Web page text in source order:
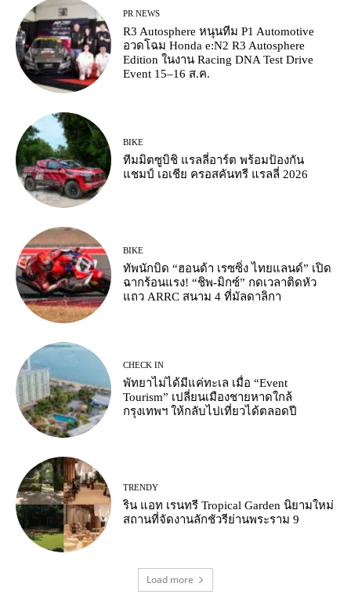
PR NEWS
R3 Autosphere หนุนทีม P1 Automotive
อวดโฉม Honda e:N2 R3 Autosphere
Edition ในงาน Racing DNA Test Drive
Event 15–16 ส.ค.
BIKE
ทีมมิตซูบิชิ แรลลี่อาร์ต พร้อมป้องกัน
แชมป์ เอเชีย ครอสคันทรี แรลลี่ 2026
BIKE
ทัพนักบิด “ฮอนด้า เรซซิ่ง ไทยแลนด์” เปิด
ฉากร้อนแรง! “ชิพ-มิกซ์” กดเวลาติดหัว
แถว ARRC สนาม 4 ที่มัลดาลิกา
CHECK IN
พัทยาไม่ได้มีแค่ทะเล เมื่อ “Event
Tourism” เปลี่ยนเมืองชายหาดใกล้
กรุงเทพฯ ให้กลับไปเที่ยวได้ตลอดปี
TRENDY
ริน แอท เรนทรี Tropical Garden นิยามใหม่
สถานที่จัดงานลักชัวรีย่านพระราม 9
Load more